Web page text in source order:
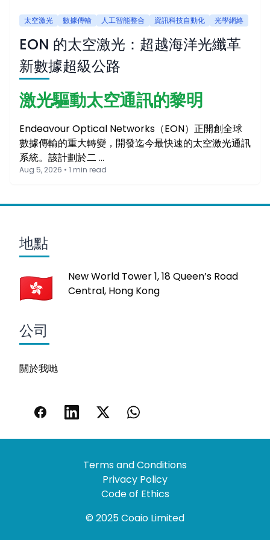
太空激光 數據傳輸 人工智能整合 資訊科技自動化 光學網絡
EON 的太空激光：超越海洋光纖革
新數據超級公路
激光驅動太空通訊的黎明
Endeavour Optical Networks（EON）正開創全球
數據傳輸的重大轉變，開發迄今最快速的太空激光通訊
系統。該計劃於二 …
Aug 5, 2026 • 1 min read
地點
New World Tower 1, 18 Queen’s Road
Central, Hong Kong
公司
關於我哋
Terms and Conditions
Privacy Policy
Code of Ethics
© 2025 Coaio Limited